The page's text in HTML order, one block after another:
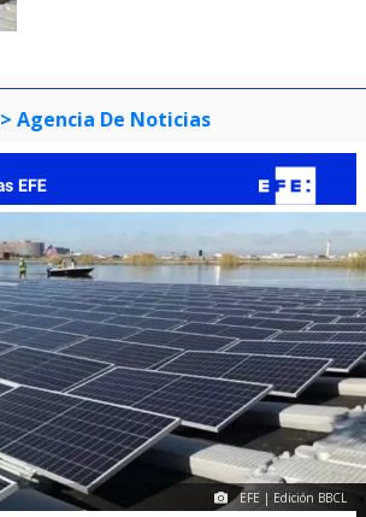
> Agencia De Noticias
EFE | Edición BBCL